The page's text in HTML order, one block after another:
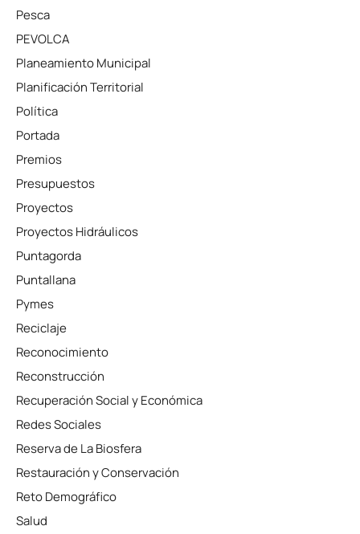
Pesca
PEVOLCA
Planeamiento Municipal
Planificación Territorial
Política
Portada
Premios
Presupuestos
Proyectos
Proyectos Hidráulicos
Puntagorda
Puntallana
Pymes
Reciclaje
Reconocimiento
Reconstrucción
Recuperación Social y Económica
Redes Sociales
Reserva de La Biosfera
Restauración y Conservación
Reto Demográfico
Salud